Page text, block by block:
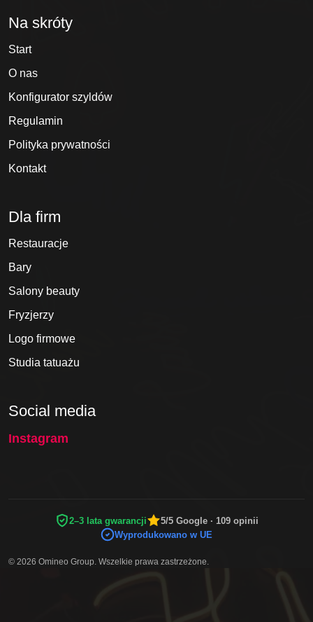
Na skróty
Start
O nas
Konfigurator szyldów
Regulamin
Polityka prywatności
Kontakt
Dla firm
Restauracje
Bary
Salony beauty
Fryzjerzy
Logo firmowe
Studia tatuażu
Social media
Instagram
2–3 lata gwarancji
5/5 Google · 109 opinii
Wyprodukowano w UE
© 2026 Omineo Group. Wszelkie prawa zastrzeżone.